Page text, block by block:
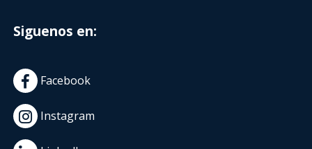
Siguenos en:
Facebook
Instagram